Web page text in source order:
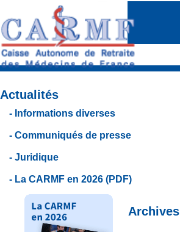
Actualités
Informations diverses
Communiqués de presse
Juridique
La CARMF en 2026 (PDF)
Archives